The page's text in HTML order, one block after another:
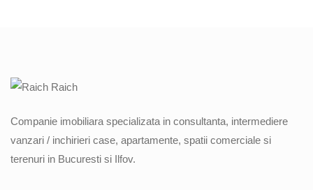
Companie imobiliara specializata in consultanta, intermediere
vanzari / inchirieri case, apartamente, spatii comerciale si
terenuri in Bucuresti si Ilfov.